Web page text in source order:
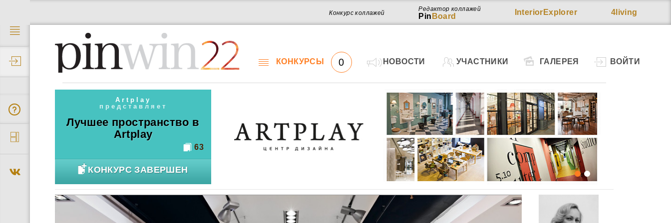
4living
InteriorExplorer
Редактор коллажей
Pin Board
Конкурс коллажей
22 КОНКУРСЫ 0 НОВОСТИ УЧАСТНИКИ ГАЛЕРЕЯ ВОЙТИ
Artplay
представляет
Лучшее пространство в
Artplay
63
КОНКУРС ЗАВЕРШЕН
Работ